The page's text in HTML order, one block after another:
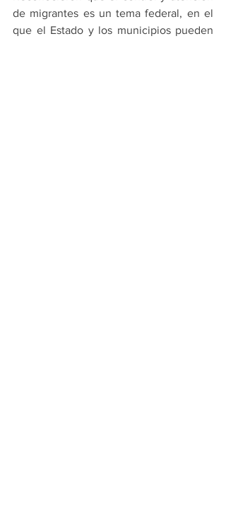
de migrantes es un tema federal, en el
que el Estado y los municipios pueden